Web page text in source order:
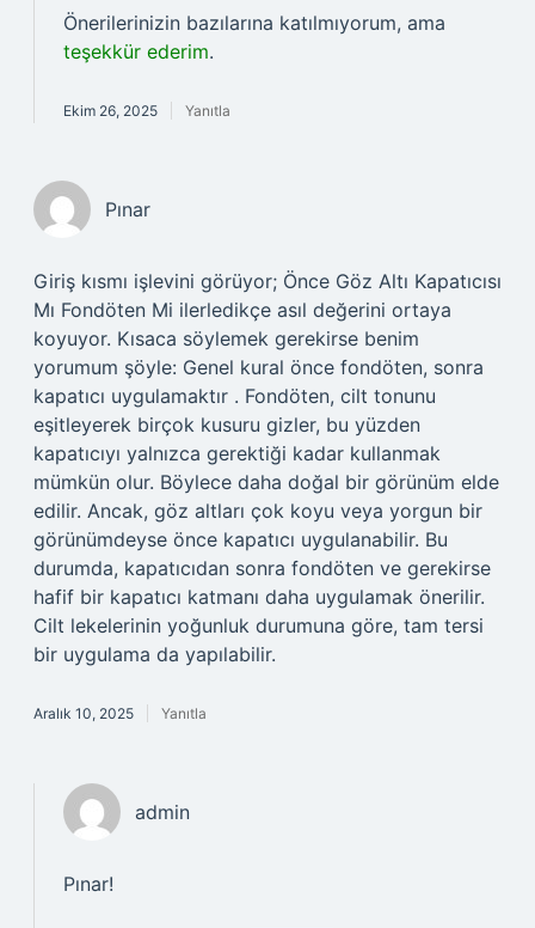
Önerilerinizin bazılarına katılmıyorum, ama
teşekkür ederim.
Ekim 26, 2025 Yanıtla
Pınar
Giriş kısmı işlevini görüyor; Önce Göz Altı Kapatıcısı
Mı Fondöten Mi ilerledikçe asıl değerini ortaya
koyuyor. Kısaca söylemek gerekirse benim
yorumum şöyle: Genel kural önce fondöten, sonra
kapatıcı uygulamaktır . Fondöten, cilt tonunu
eşitleyerek birçok kusuru gizler, bu yüzden
kapatıcıyı yalnızca gerektiği kadar kullanmak
mümkün olur. Böylece daha doğal bir görünüm elde
edilir. Ancak, göz altları çok koyu veya yorgun bir
görünümdeyse önce kapatıcı uygulanabilir. Bu
durumda, kapatıcıdan sonra fondöten ve gerekirse
hafif bir kapatıcı katmanı daha uygulamak önerilir.
Cilt lekelerinin yoğunluk durumuna göre, tam tersi
bir uygulama da yapılabilir.
Aralık 10, 2025 Yanıtla
admin
Pınar!